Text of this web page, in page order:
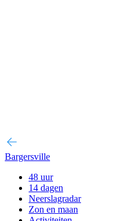
Bargersville
48 uur
14 dagen
Neerslagradar
Zon en maan